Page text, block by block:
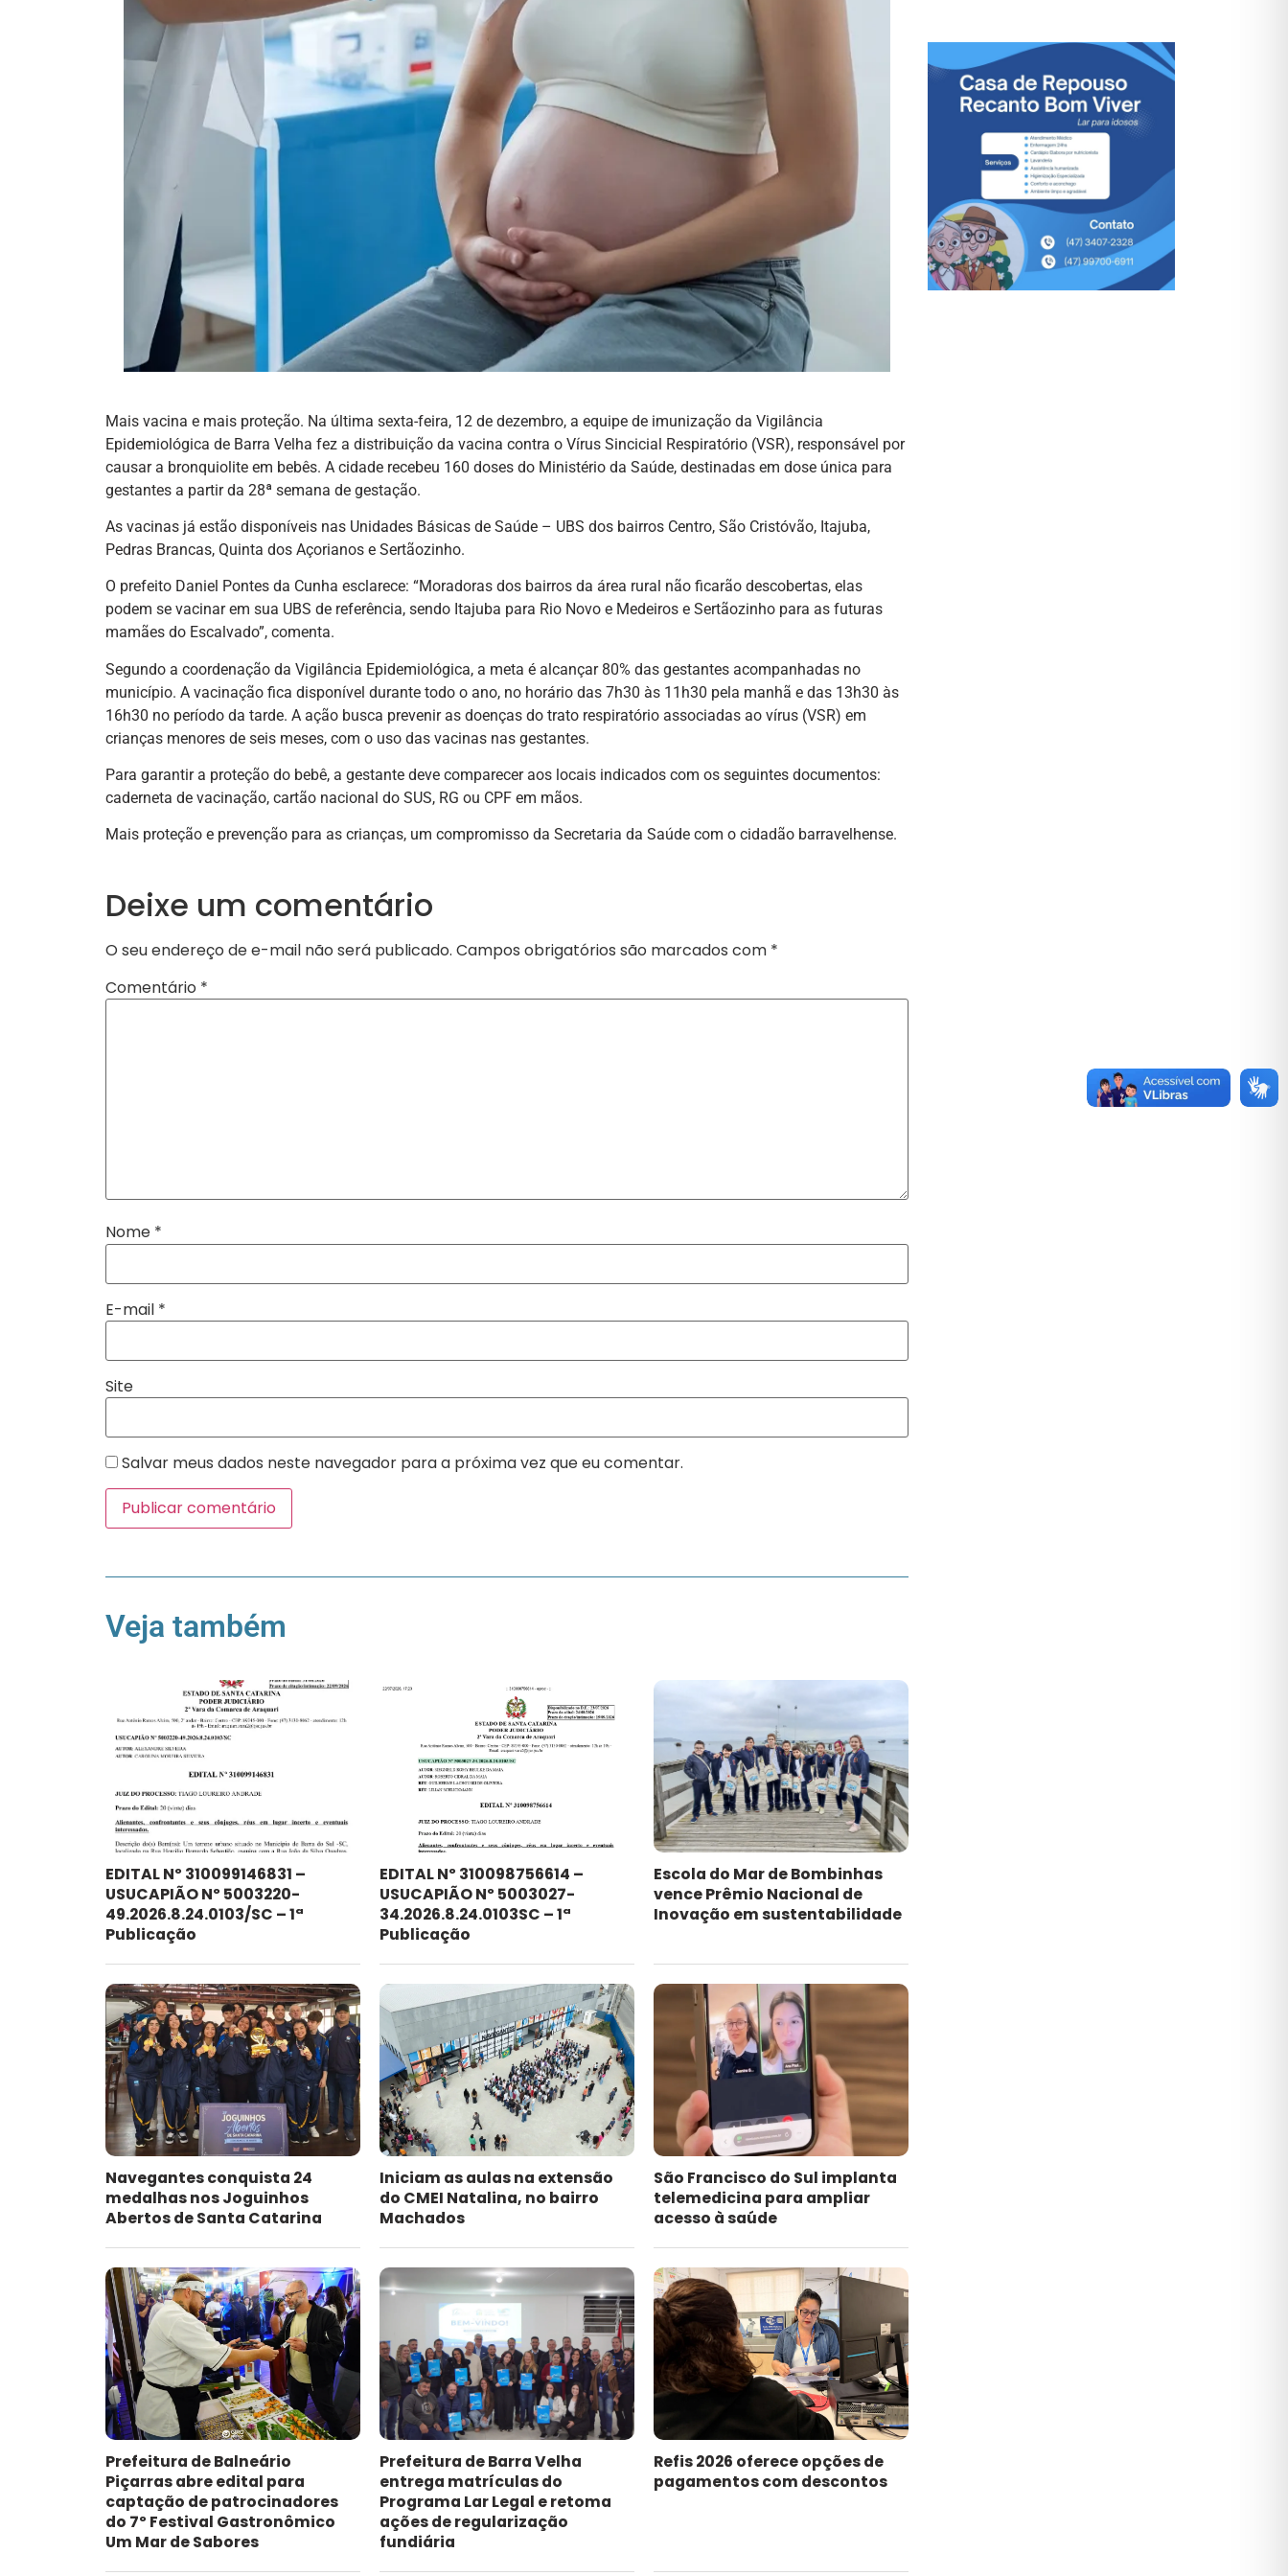
Mais vacina e mais proteção. Na última sexta-feira, 12 de dezembro, a equipe de imunização da Vigilância
Epidemiológica de Barra Velha fez a distribuição da vacina contra o Vírus Sincicial Respiratório (VSR), responsável por
causar a bronquiolite em bebês. A cidade recebeu 160 doses do Ministério da Saúde, destinadas em dose única para
gestantes a partir da 28ª semana de gestação.
As vacinas já estão disponíveis nas Unidades Básicas de Saúde – UBS dos bairros Centro, São Cristóvão, Itajuba,
Pedras Brancas, Quinta dos Açorianos e Sertãozinho.
O prefeito Daniel Pontes da Cunha esclarece: “Moradoras dos bairros da área rural não ficarão descobertas, elas
podem se vacinar em sua UBS de referência, sendo Itajuba para Rio Novo e Medeiros e Sertãozinho para as futuras
mamães do Escalvado”, comenta.
Segundo a coordenação da Vigilância Epidemiológica, a meta é alcançar 80% das gestantes acompanhadas no
município. A vacinação fica disponível durante todo o ano, no horário das 7h30 às 11h30 pela manhã e das 13h30 às
16h30 no período da tarde. A ação busca prevenir as doenças do trato respiratório associadas ao vírus (VSR) em
crianças menores de seis meses, com o uso das vacinas nas gestantes.
Para garantir a proteção do bebê, a gestante deve comparecer aos locais indicados com os seguintes documentos:
caderneta de vacinação, cartão nacional do SUS, RG ou CPF em mãos.
Mais proteção e prevenção para as crianças, um compromisso da Secretaria da Saúde com o cidadão barravelhense.
Deixe um comentário
O seu endereço de e-mail não será publicado. Campos obrigatórios são marcados com *
Comentário *
Nome *
E-mail *
Site
Salvar meus dados neste navegador para a próxima vez que eu comentar.
Veja também
EDITAL Nº 310099146831 –
USUCAPIÃO Nº 5003220-
49.2026.8.24.0103/SC – 1ª
Publicação
EDITAL Nº 310098756614 –
USUCAPIÃO Nº 5003027-
34.2026.8.24.0103SC – 1ª
Publicação
Escola do Mar de Bombinhas
vence Prêmio Nacional de
Inovação em sustentabilidade
Navegantes conquista 24
medalhas nos Joguinhos
Abertos de Santa Catarina
Iniciam as aulas na extensão
do CMEI Natalina, no bairro
Machados
São Francisco do Sul implanta
telemedicina para ampliar
acesso à saúde
Prefeitura de Balneário
Piçarras abre edital para
captação de patrocinadores
do 7º Festival Gastronômico
Um Mar de Sabores
Prefeitura de Barra Velha
entrega matrículas do
Programa Lar Legal e retoma
ações de regularização
fundiária
Refis 2026 oferece opções de
pagamentos com descontos